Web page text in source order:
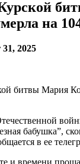
на
2025
бабушка”,
в ее
и времени